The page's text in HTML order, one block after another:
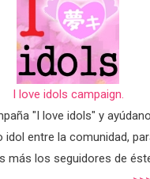
I love idols campaign.
"I love idols" y
idol entre la comunidad,
más los seguidores de